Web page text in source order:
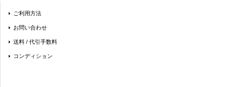
ご利用方法
お問い合わせ
送料 / 代引手数料
コンディション